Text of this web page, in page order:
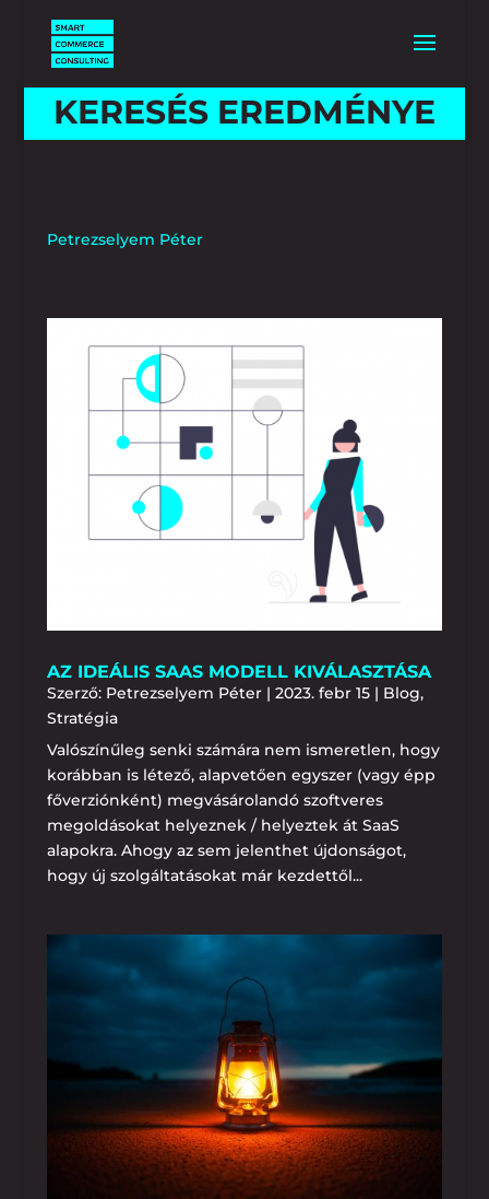
KERESÉS EREDMÉNYE
Petrezselyem Péter
AZ IDEÁLIS SAAS MODELL KIVÁLASZTÁSA
Szerző: Petrezselyem Péter| 2023. febr 15| Blog,
Stratégia
Valószínűleg senki számára nem ismeretlen, hogy
korábban is létező, alapvetően egyszer (vagy épp
főverziónként) megvásárolandó szoftveres
megoldásokat helyeznek / helyeztek át SaaS
alapokra. Ahogy az sem jelenthet újdonságot,
hogy új szolgáltatásokat már kezdettől...